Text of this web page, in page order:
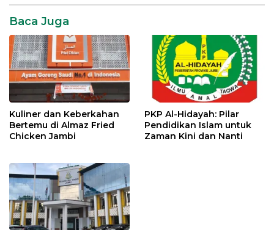
tetapi sebenarnya, toner
memiliki peran yang krusial
dalam menjaga
kesehatan…
Baca Juga
Kuliner dan Keberkahan
Bertemu di Almaz Fried
Chicken Jambi
PKP Al-Hidayah: Pilar
Pendidikan Islam untuk
Zaman Kini dan Nanti